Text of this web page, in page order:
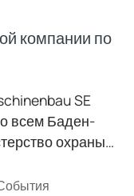
компании по
SE
всем Баден-
охраны